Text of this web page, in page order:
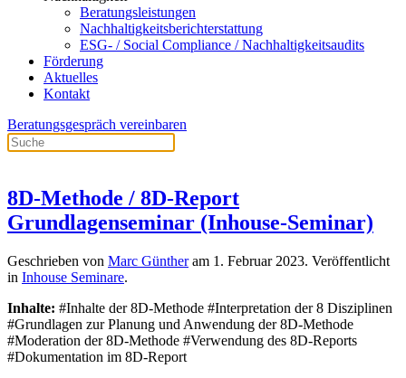
Beratungsleistungen
Nachhaltigkeitsberichterstattung
ESG- / Social Compliance / Nachhaltigkeitsaudits
Förderung
Aktuelles
Kontakt
Beratungsgespräch vereinbaren
8D-Methode / 8D-Report
Grundlagenseminar (Inhouse-Seminar)
Geschrieben von Marc Güntheram 1. Februar 2023. Veröffentlicht
in Inhouse Seminare.
Inhalte: #Inhalte der 8D-Methode #Interpretation der 8 Disziplinen
#Grundlagen zur Planung und Anwendung der 8D-Methode
#Moderation der 8D-Methode #Verwendung des 8D-Reports
#Dokumentation im 8D-Report